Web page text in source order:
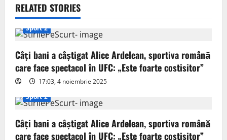
v
i
g
a
t
i
RELATED STORIES
Sport 2
Câți bani a câștigat Alice Ardelean, sportiva română
care face spectacol în UFC: „Este foarte costisitor”
17:03, 4 noiembrie 2025
Sport 2
Câți bani a câștigat Alice Ardelean, sportiva română
care face spectacol în UFC: „Este foarte costisitor”